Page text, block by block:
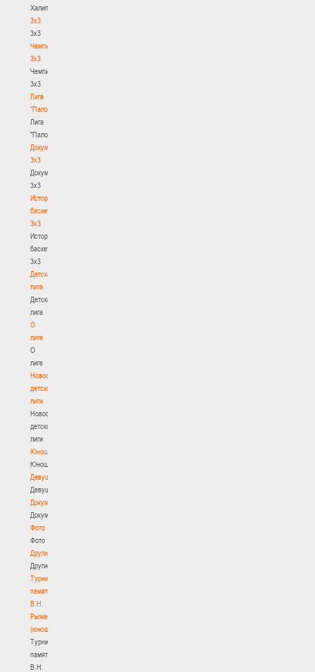
Халипского"
3x3
3x3
Чемпионат
3х3
Чемпионат
3х3
Лига
"Палова"
Лига
"Палова"
Документы
3х3
Документы
3х3
История
баскетбола
3х3
История
баскетбола
3х3
Детская
лига
Детская
лига
О
лиге
О
лиге
Новости
детской
лиги
Новости
детской
лиги
Юноши
Юноши
Девушки
Девушки
Документы
Документы
Фото
Фото
Другие
Другие
Турнир
памяти
В.Н.
Рыженкова
(юноши)
Турнир
памяти
В.Н.